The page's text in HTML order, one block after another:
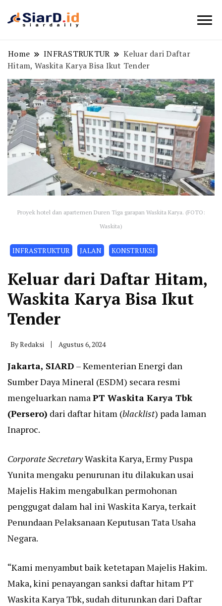
Home INFRASTRUKTUR
Keluar dari Daftar
Hitam, Waskita Karya Bisa Ikut Tender
Proyek hotel dan apartemen Duren Tiga garapan Waskita Karya. (FOTO:
Waskita)
INFRASTRUKTUR JALAN KONSTRUKSI
Keluar dari Daftar Hitam,
Waskita Karya Bisa Ikut
Tender
ByRedaksi Agustus 6, 2024
Jakarta, SIARD – Kementerian Energi dan
Sumber Daya Mineral (ESDM) secara resmi
mengeluarkan namaPT Waskita Karya Tbk
(Persero) dari daftar hitam (blacklist) pada laman
Inaproc.
Corporate SecretaryWaskita Karya, Ermy Puspa
Yunita mengaku penurunan itu dilakukan usai
Majelis Hakim mengabulkan permohonan
penggugat dalam hal ini Waskita Karya, terkait
Penundaan Pelaksanaan Keputusan Tata Usaha
Negara.
“Kami menyambut baik ketetapan Majelis Hakim.
Maka, kini penayangan sanksi daftar hitam PT
Waskita Karya Tbk, sudah diturunkan dari Daftar